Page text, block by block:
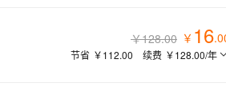
￥128.00 ￥ 16.
节省 ￥112.00 续费 ￥128.00/年